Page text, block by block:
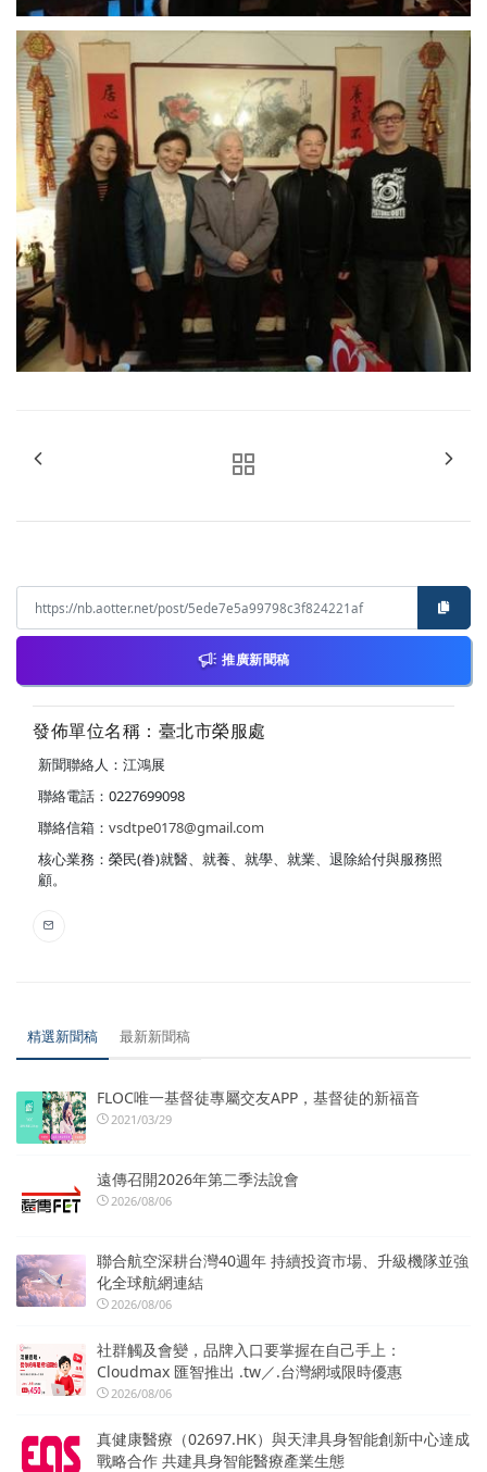
推廣新聞稿
發佈單位名稱：臺北市榮服處
新聞聯絡人：江鴻展
聯絡電話：0227699098
聯絡信箱： vsdtpe0178@gmail.com
核心業務：榮民(眷)就醫、就養、就學、就業、退除給付與服務照
顧。
精選新聞稿 最新新聞稿
FLOC唯一基督徒專屬交友APP，基督徒的新福音
2021/03/29
遠傳召開2026年第二季法說會
2026/08/06
聯合航空深耕台灣40週年 持續投資市場、升級機隊並強
化全球航網連結
2026/08/06
社群觸及會變，品牌入口要掌握在自己手上：
Cloudmax 匯智推出 .tw／.台灣網域限時優惠
2026/08/06
真健康醫療（02697.HK）與天津具身智能創新中心達成
戰略合作 共建具身智能醫療產業生態